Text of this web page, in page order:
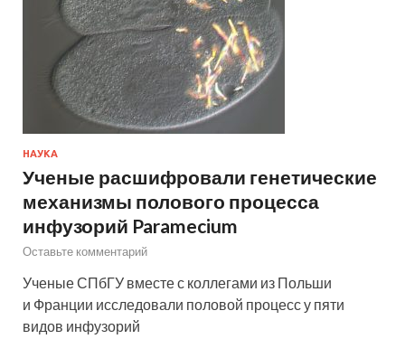
НАУКА
Ученые расшифровали генетические
механизмы полового процесса
инфузорий Paramecium
Оставьте комментарий
Ученые СПбГУ вместе с коллегами из Польши
и Франции исследовали половой процесс у пяти
видов инфузорий